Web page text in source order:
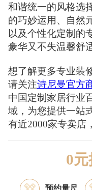
和谐统一的风格选
的巧妙运用、自然
以及个性化定制的
豪华又不失温馨舒
想了解更多专业装
请关注诗尼曼官方
中国定制家居行业
域，为您提供一站
有近2000家专卖店
0